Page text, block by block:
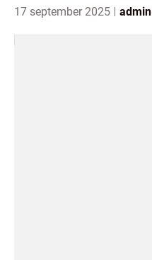
17 september 2025 admin